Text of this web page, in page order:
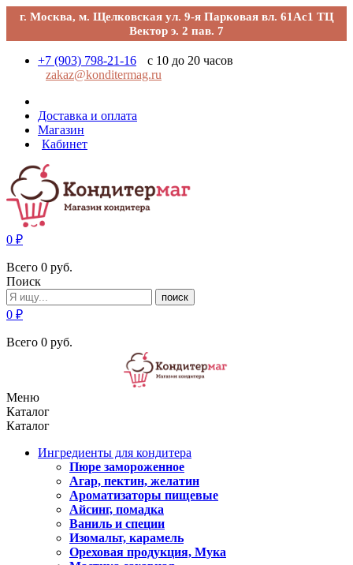
г. Москва, м. Щелковская ул. 9-я Парковая вл. 61Ас1 ТЦ
Вектор э. 2 пав. 7
+7 (903) 798-21-16
с 10 до 20 часов
zakaz@konditermag.ru
Доставка и оплата
Магазин
Кабинет
0 ₽
Всего 0 руб.
Поиск
поиск
0 ₽
Всего 0 руб.
Меню
Каталог
Каталог
Ингредиенты для кондитера
Пюре замороженное
Агар, пектин, желатин
Ароматизаторы пищевые
Айсинг, помадка
Ваниль и специи
Изомальт, карамель
Ореховая продукция, Мука